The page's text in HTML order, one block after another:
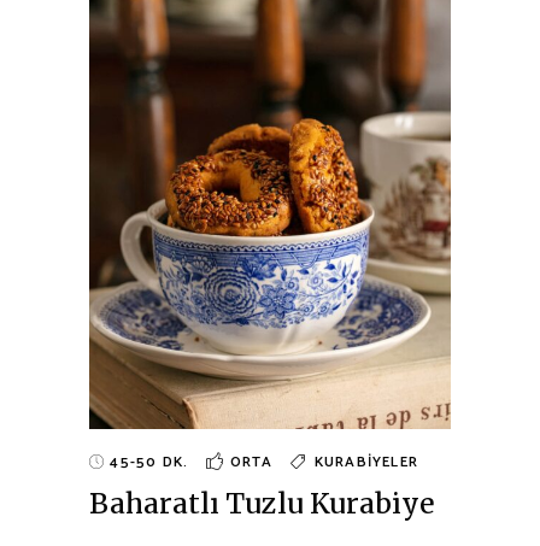
45-50 DK. ORTA KURABIYELER
Baharatlı Tuzlu Kurabiye